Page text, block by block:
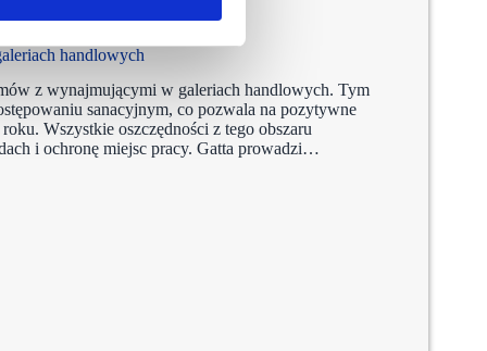
handlowych
z wynajmującymi w galeriach handlowych. Tym
sanacyjnym, co pozwala na pozytywne
Wszystkie oszczędności z tego obszaru
i ochronę miejsc pracy. Gatta prowadzi…